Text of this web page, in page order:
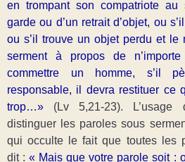
en trompant son compatriote au
garde ou d’un retrait d’objet, ou
ou s’il trouve un objet perdu et le
serment à propos de
commettre un homme, s’il
responsable, il devra restituer ce
trop…» (Lv 5,21-23).
distinguer les paroles sous
qui occulte le fait que toutes les
dit :« Mais que votre parole soit :